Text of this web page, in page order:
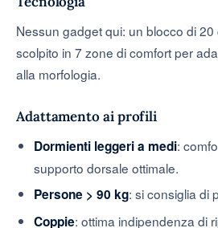
Nessun gadget qui: un blocco di 20
scolpito in 7 zone di comfort per
alla morfologia.
Adattamento ai profili
Dormienti leggeri a medi:
supporto dorsale ottimale.
Persone > 90 kg: si consiglia di
Coppie: ottima indipendenza di